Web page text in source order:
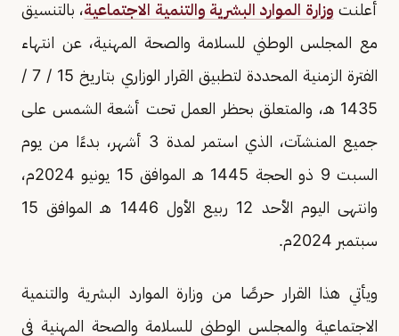
أعلنت وزارة الموارد البشرية والتنمية الاجتماعية، بالتنسيق
مع المجلس الوطني للسلامة والصحة المهنية، عن انتهاء
الفترة الزمنية المحددة لتطبيق القرار الوزاري بتاريخ 15 / 7 /
1435 هـ، والمتعلق بحظر العمل تحت أشعة الشمس على
جميع المنشآت، الذي استمر لمدة 3 أشهر، بدءًا من يوم
السبت 9 ذو الحجة 1445 هـ الموافق 15 يونيو 2024م،
سبتمبر 2024م.
ويأتي هذا القرار حرصًا من وزارة الموارد البشرية والتنمية
الاجتماعية والمجلس الوطني للسلامة والصحة المهنية في